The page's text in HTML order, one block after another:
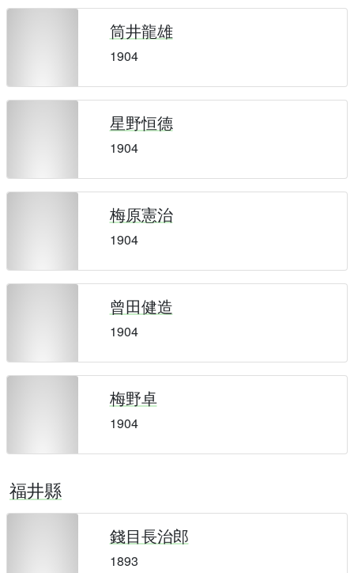
筒井龍雄
1904
星野恒德
1904
梅原憲治
1904
曾田健造
1904
梅野卓
1904
福井縣
錢目長治郎
1893